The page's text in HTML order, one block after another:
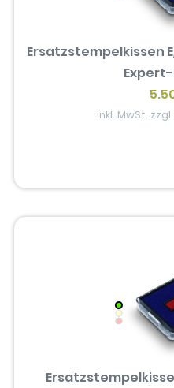
Ersatzstempelkissen
inkl. MwSt.